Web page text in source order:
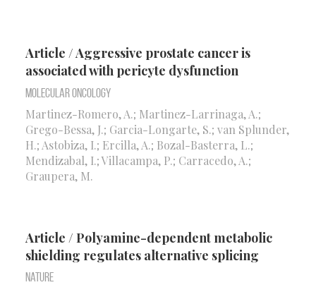
Article / Aggressive prostate cancer is
associated with pericyte dysfunction
Molecular Oncology
Martinez-Romero, A.; Martinez-Larrinaga, A.;
Grego-Bessa, J.; Garcia-Longarte, S.; van Splunder,
H.; Astobiza, I.; Ercilla, A.; Bozal-Basterra, L.;
Mendizabal, I.; Villacampa, P.; Carracedo, A.;
Graupera, M.
Article / Polyamine-dependent metabolic
shielding regulates alternative splicing
Nature